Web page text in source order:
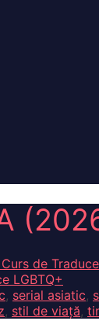
de
LGBTQ+
, serial asiatic,
, stil de viață,